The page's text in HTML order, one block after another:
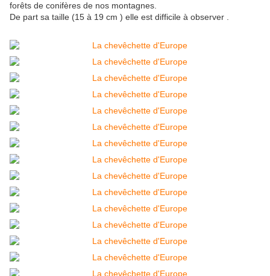
forêts de conifères de nos montagnes.
De part sa taille (15 à 19 cm ) elle est difficile à observer .